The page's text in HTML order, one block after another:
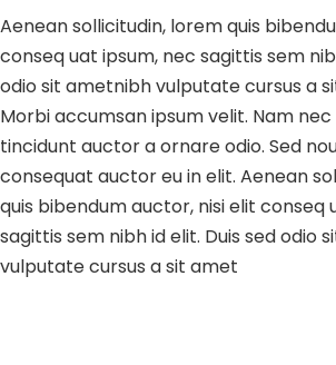
Aenean sollicitudin, lorem quis
conseq uat ipsum, nec sagittis sem
odio sit ametnibh vulputate cursus a
Morbi accumsan ipsum velit. Nam
tincidunt auctor a ornare odio. Sed
consequat auctor eu in elit. Aenean
quis bibendum auctor, nisi elit conseq
sagittis sem nibh id elit. Duis sed odio
vulputate cursus a sit amet